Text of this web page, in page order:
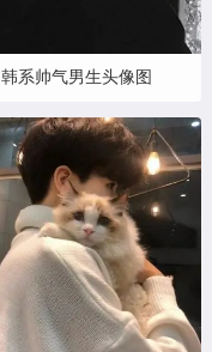
韩系帅气男生头像图